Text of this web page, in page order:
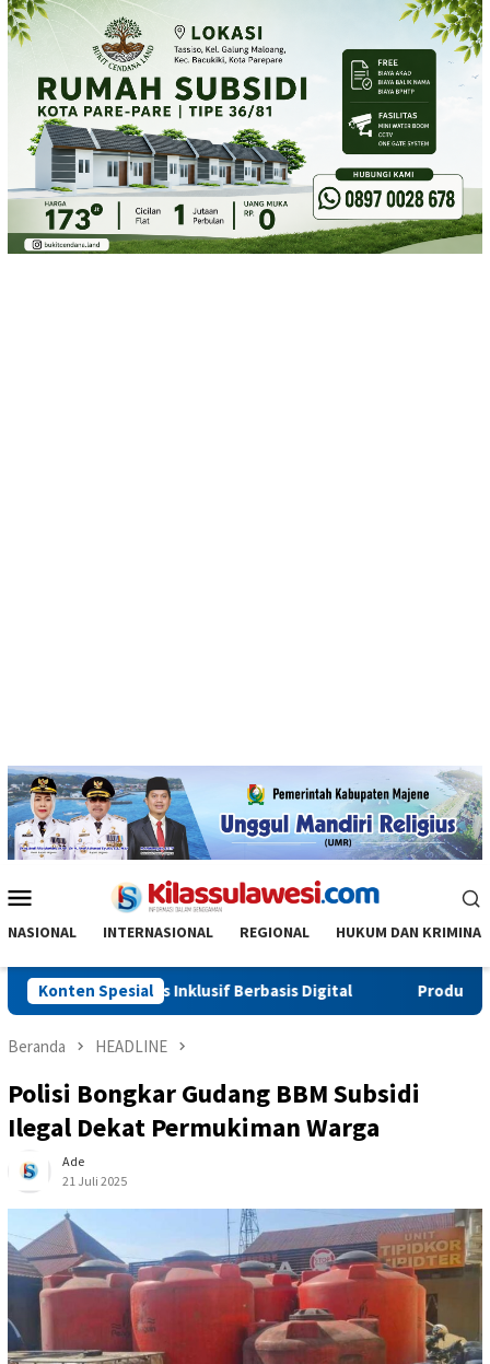
Loncat
ke
Mobile
NASIONAL INTERNASIONAL REGIONAL HUKUM DAN KRIMINAL
Konten Spesial
Pers Inklusif Berbasis Digital Produktivitas Padi
Beranda HEADLINE
Polisi Bongkar Gudang BBM Subsidi
Ilegal Dekat Permukiman Warga
Ade
21 Juli 2025